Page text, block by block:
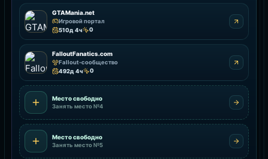
GTAMania.net
Игровой портал
510д 4ч
0
FalloutFanatics.com
Fallout-сообщество
492д 4ч
0
Место свободно
Занять место №4
Место свободно
Занять место №5